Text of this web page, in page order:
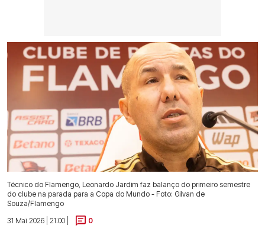
Técnico do Flamengo, Leonardo Jardim faz balanço do primeiro semestre
do clube na parada para a Copa do Mundo - Foto: Gilvan de
Souza/Flamengo
31 Mai 2026 | 21:00 |
0